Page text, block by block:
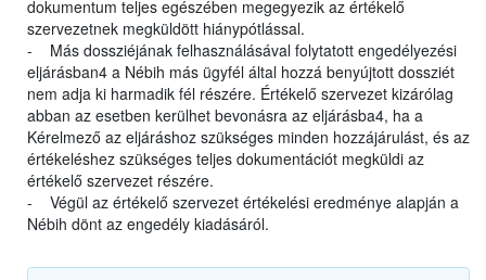
dokumentum teljes egészében megegyezik az értékelő
szervezetnek megküldött hiánypótlással.
- Más dossziéjának felhasználásával folytatott engedélyezési
eljárásban4 a Nébih más ügyfél által hozzá benyújtott dossziét
nem adja ki harmadik fél részére. Értékelő szervezet kizárólag
abban az esetben kerülhet bevonásra az eljárásba4, ha a
Kérelmező az eljáráshoz szükséges minden hozzájárulást, és az
értékeléshez szükséges teljes dokumentációt megküldi az
értékelő szervezet részére.
- Végül az értékelő szervezet értékelési eredménye alapján a
Nébih dönt az engedély kiadásáról.